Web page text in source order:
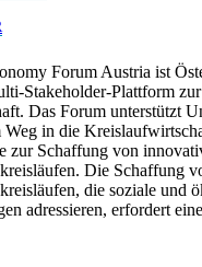
Forum Austria ist
Stakeholder-Plattform
Das Forum unterstützt
in die
zur Schaffung von
Die Schaffung
die soziale und
adressieren, erfordert